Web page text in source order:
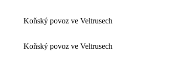
Koňský povoz ve Veltrusech
Koňský povoz ve Veltrusech